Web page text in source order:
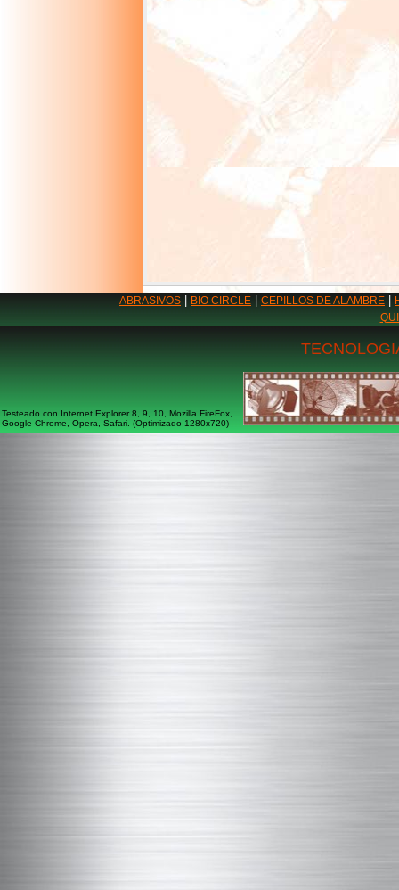
ABRASIVOS BIO CIRCLE CEPILLOS DE ALAMBRE
Testeado con Internet Explorer 8, 9, 10, Mozilla FireFox,
Google Chrome, Opera, Safari. (Optimizado 1280x720)